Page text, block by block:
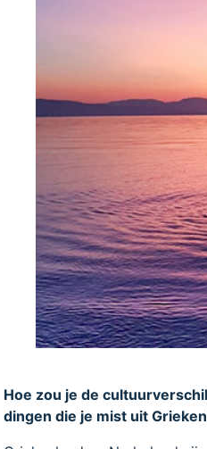
Hoe zou je de
dingen die je mist uit